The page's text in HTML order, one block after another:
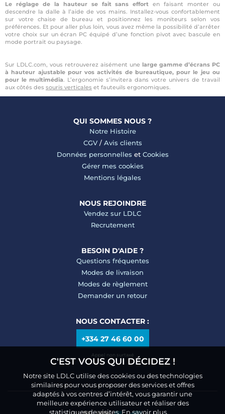
Le réglage de la hauteur se fait sans effort en faisant monter ou
descendre la dalle à l’aide de vos mains. Installez-vous confortablement
sur votre chaise de bureau et positionnez les moniteurs selon vos
préférences. Et pour aller plus loin, vous avez même la possibilité d’arrêter
votre choix sur un écran PC équipé d’une fonction pivot avec bascule en
mode portrait ou paysage.
Sur LDLC.com, vous retrouverez aisément une large gamme d’écrans PC
à hauteur ajustable pour vos activités de bureautique, pour le jeu ou
pour le multimédia. L’ergonomie s’invitera dans votre univers de travail
aux côtés des souris verticales et fauteuils ergonomiques.
QUI SOMMES NOUS ?
Notre Histoire
CGV/ Avis clients
Données personnelles et Cookies
Gérer mes cookies
Mentions légales
NOUS REJOINDRE
Vendez sur LDLC
Recrutement
BESOIN D'AIDE ?
Questions fréquentes
Modes de livraison
Modes de règlement
Demander un retour
NOUS CONTACTER :
+334 27 46 60 00
Appel non surtaxé
C'EST VOUS QUI DÉCIDEZ !
Notre site LDLC utilise des cookies ou des technologies
similaires pour vous proposer des services et offres
adaptés à vos centres d’intérêt, vous garantir une
meilleure expérience utilisateur et réaliser des
statistiques de visites.En savoir plus.